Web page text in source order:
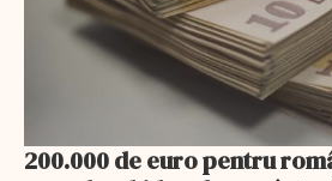
200.000 de euro pentru